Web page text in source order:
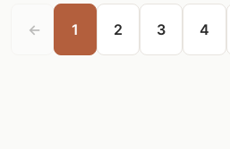
← 1 2 3 4